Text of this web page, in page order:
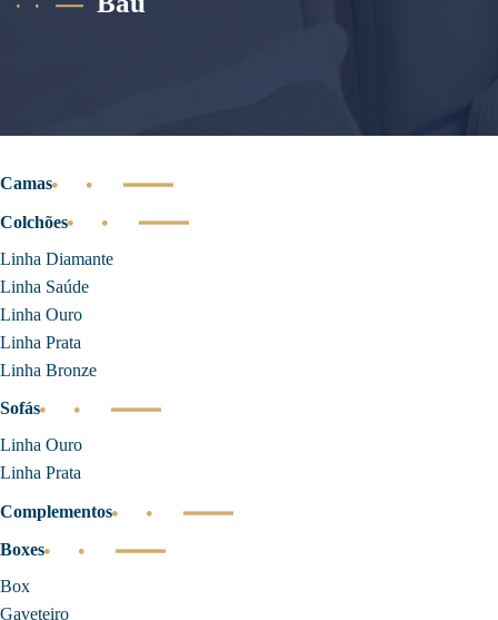
Camas
Colchões
Linha Diamante
Linha Saúde
Linha Ouro
Linha Prata
Linha Bronze
Sofás
Linha Ouro
Linha Prata
Complementos
Boxes
Box
Gaveteiro